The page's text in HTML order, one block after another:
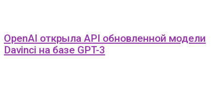
OpenAI открыла API обновленной модели
Davinci на базе GPT-3